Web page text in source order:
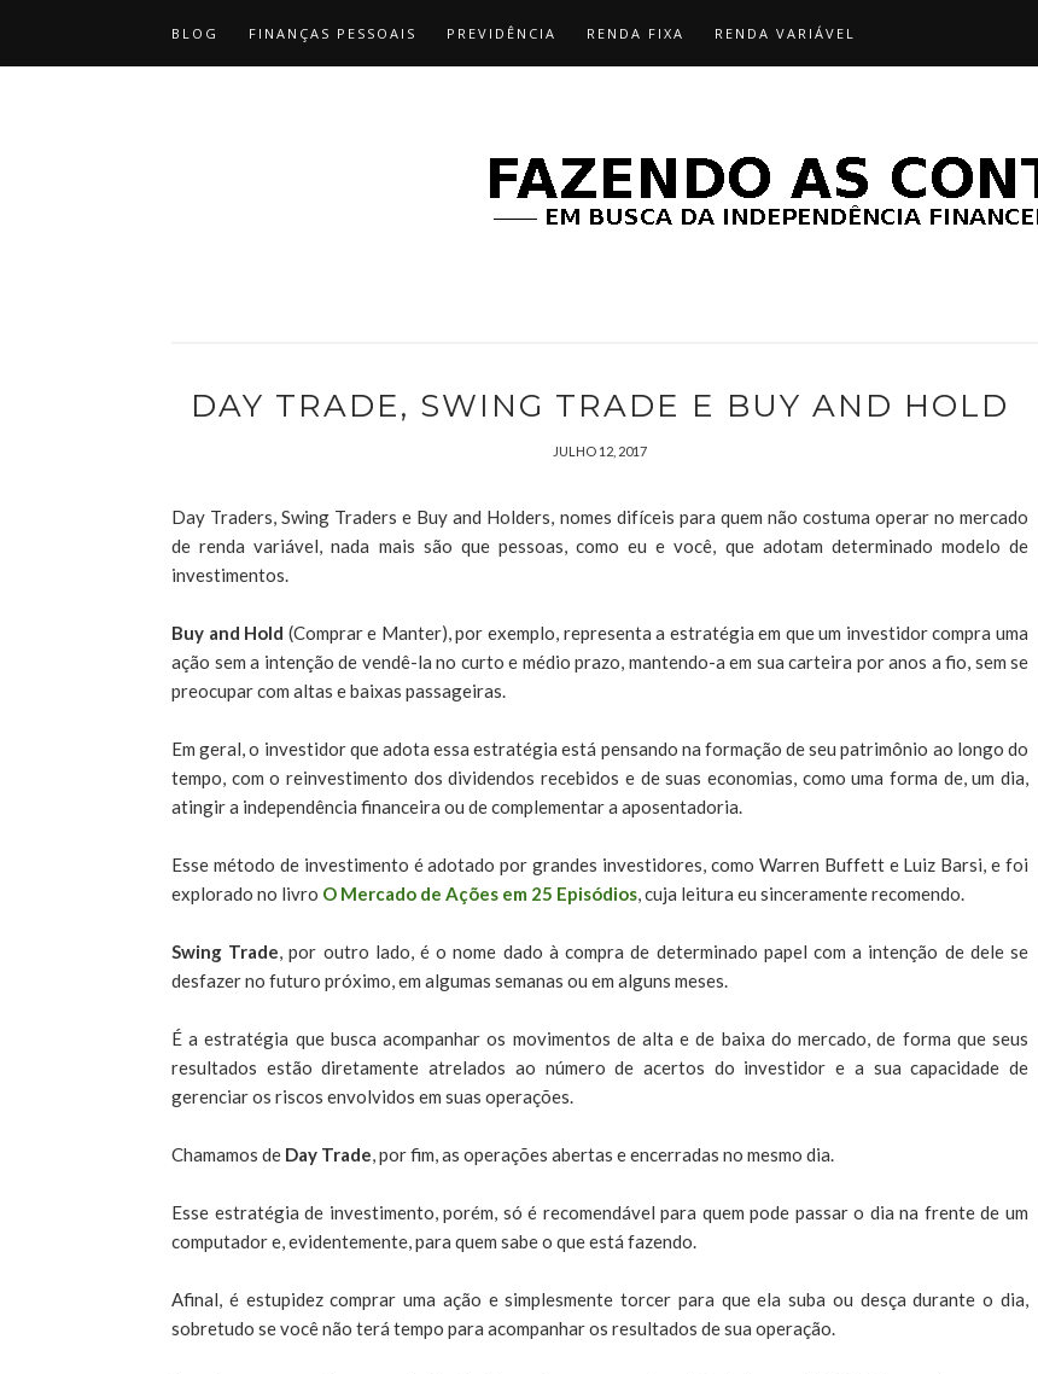
BLOG FINANÇAS PESSOAIS PREVIDÊNCIA RENDA FIXA RENDA VARIÁVEL
DAY TRADE, SWING TRADE E BUY AND HOLD
JULHO 12, 2017
Day Traders, Swing Traders e Buy and Holders, nomes difíceis para quem não costuma operar no mercado
de renda variável, nada mais são que pessoas, como eu e você, que adotam determinado modelo de
investimentos.
Buy and Hold (Comprar e Manter), por exemplo, representa a estratégia em que um investidor compra uma
ação sem a intenção de vendê-la no curto e médio prazo, mantendo-a em sua carteira por anos a fio, sem se
preocupar com altas e baixas passageiras.
Em geral, o investidor que adota essa estratégia está pensando na formação de seu patrimônio ao longo do
tempo, com o reinvestimento dos dividendos recebidos e de suas economias, como uma forma de, um dia,
atingir a independência financeira ou de complementar a aposentadoria.
Esse método de investimento é adotado por grandes investidores, como Warren Buffett e Luiz Barsi, e foi
explorado no livro O Mercado de Ações em 25 Episódios, cuja leitura eu sinceramente recomendo.
Swing Trade, por outro lado, é o nome dado à compra de determinado papel com a intenção de dele se
desfazer no futuro próximo, em algumas semanas ou em alguns meses.
É a estratégia que busca acompanhar os movimentos de alta e de baixa do mercado, de forma que seus
resultados estão diretamente atrelados ao número de acertos do investidor e a sua capacidade de
gerenciar os riscos envolvidos em suas operações.
Chamamos de Day Trade, por fim, as operações abertas e encerradas no mesmo dia.
Esse estratégia de investimento, porém, só é recomendável para quem pode passar o dia na frente de um
computador e, evidentemente, para quem sabe o que está fazendo.
Afinal, é estupidez comprar uma ação e simplesmente torcer para que ela suba ou desça durante o dia,
sobretudo se você não terá tempo para acompanhar os resultados de sua operação.